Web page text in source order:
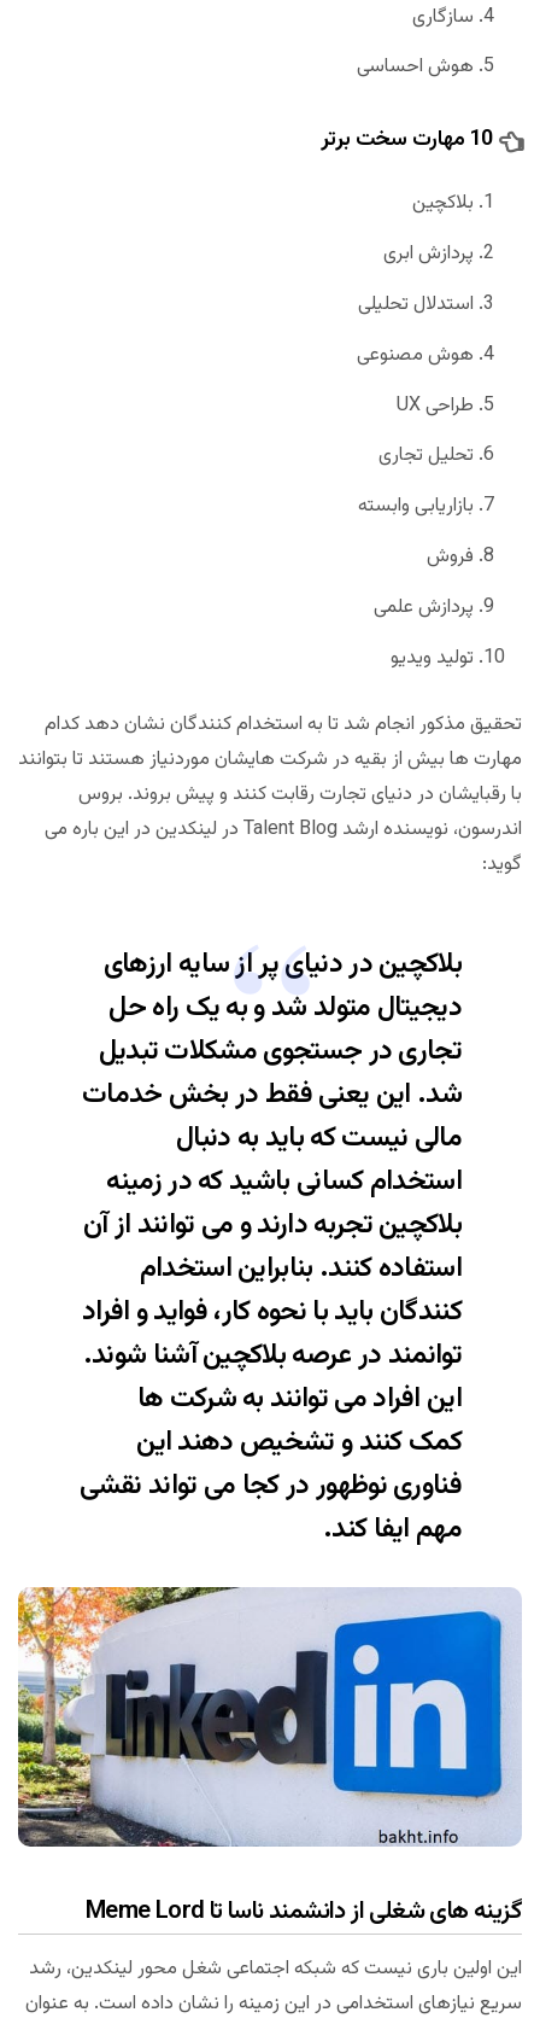
سازگاری
هوش احساسی
10 مهارت سخت برتر
بلاکچین
پردازش ابری
استدلال تحلیلی
هوش مصنوعی
طراحی UX
تحلیل تجاری
بازاریابی وابسته
فروش
پردازش علمی
تولید ویدیو
تحقیق مذکور انجام شد تا به استخدام کنندگان نشان دهد کدام
مهارت ها بیش از بقیه در شرکت هایشان موردنیاز هستند تا بتوانند
با رقبایشان در دنیای تجارت رقابت کنند و پیش بروند. بروس
اندرسون، نویسنده ارشد Talent Blog در لینکدین در این باره می
گوید:
بلاکچین در دنیای پر از سایه ارزهای
دیجیتال متولد شد و به یک راه حل
تجاری در جستجوی مشکلات تبدیل
شد. این یعنی فقط در بخش خدمات
مالی نیست که باید به دنبال
استخدام کسانی باشید که در زمینه
بلاکچین تجربه دارند و می توانند از آن
استفاده کنند. بنابراین استخدام
کنندگان باید با نحوه کار، فواید و افراد
توانمند در عرصه بلاکچین آشنا شوند.
این افراد می توانند به شرکت ها
کمک کنند و تشخیص دهند این
فناوری نوظهور در کجا می تواند نقشی
مهم ایفا کند.
گزینه های شغلی از دانشمند ناسا تا Meme Lord
این اولین باری نیست که شبکه اجتماعی شغل محور لینکدین، رشد
سریع نیازهای استخدامی در این زمینه را نشان داده است. به عنوان